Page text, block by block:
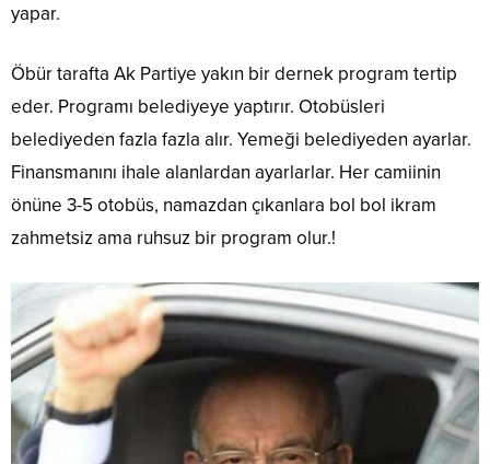
yapar.
Öbür tarafta Ak Partiye yakın bir dernek program tertip
eder. Programı belediyeye yaptırır. Otobüsleri
belediyeden fazla fazla alır. Yemeği belediyeden ayarlar.
Finansmanını ihale alanlardan ayarlarlar. Her camiinin
önüne 3-5 otobüs, namazdan çıkanlara bol bol ikram
zahmetsiz ama ruhsuz bir program olur.!